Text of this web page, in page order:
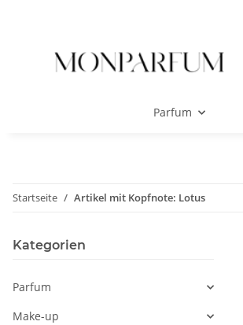
Parfum
Startseite Artikel mit Kopfnote: Lotus
Kategorien
Parfum
Make-up